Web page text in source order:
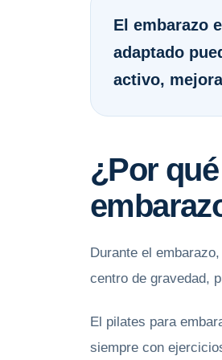
El embarazo
adaptado
activo,
¿Por
Durante el
centro de gravedad,
El pilates para
siempre con